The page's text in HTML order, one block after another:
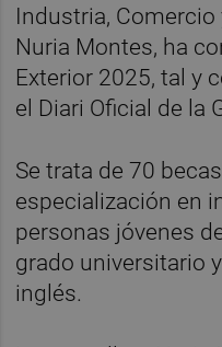
Industria,
Nuria Montes, ha
Exterior 2025, tal y
el Diari Oficial de la
Se trata de 70
especialización en
personas jóvenes
grado universitario
inglés.